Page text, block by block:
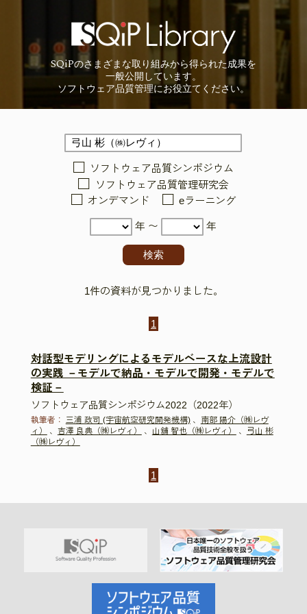
SQiPのさまざまな取り組みから得られた成果を
一般公開しています。
ソフトウェア品質管理にお役立てください。
ソフトウェア品質シンポジウム
ソフトウェア品質管理研究会
オンデマンド
eラーニング
年 〜 年
1件の資料が見つかりました。
1
対話型モデリングによるモデルベースな上流設計
の実践 －モデルで納品・モデルで開発・モデルで
検証－
ソフトウェア品質シンポジウム2022（2022年）
執筆者： 三浦 政司 (宇宙航空研究開発機構)、 南部 陽介（㈱レヴ
ィ）
、 吉澤 良典（㈱レヴィ） 、 山舖 智也（㈱レヴィ） 、
弓山 彬
（㈱レヴィ）
1